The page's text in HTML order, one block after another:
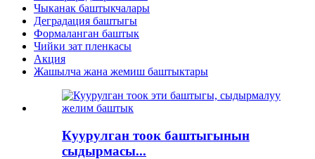
Чыканак баштыкчалары
Деградация баштыгы
Формаланган баштык
Чийки зат пленкасы
Акция
Жашылча жана жемиш баштыктары
Куурулган тоок баштыгынын
сыдырмасы...